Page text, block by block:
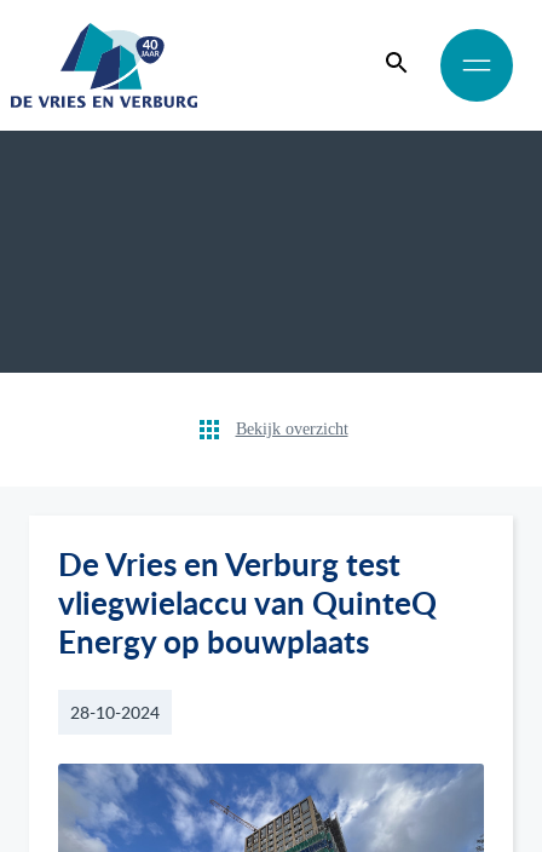
Bekijk overzicht
De Vries en Verburg test
vliegwielaccu van QuinteQ
Energy op bouwplaats
28-10-2024